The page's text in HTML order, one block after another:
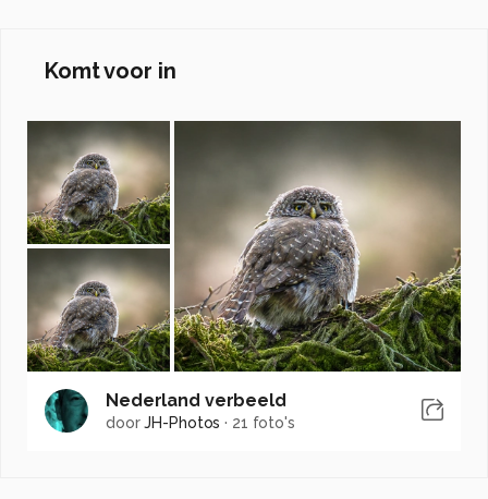
Komt voor in
Nederland verbeeld
doorJH-Photos · 21 foto's